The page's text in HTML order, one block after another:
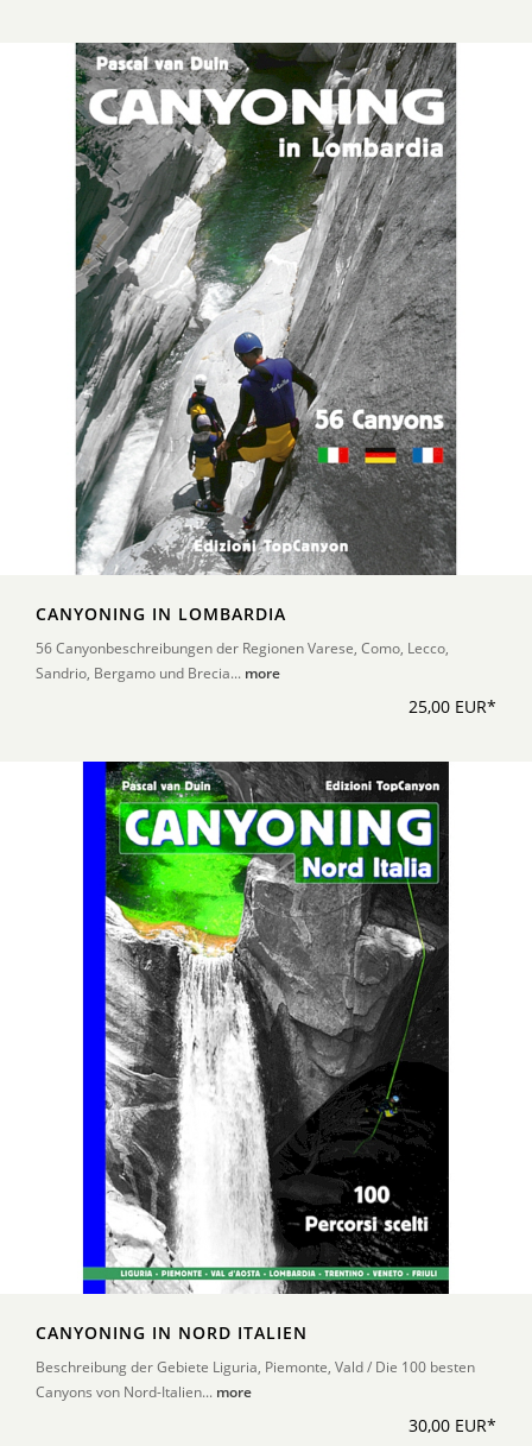
CANYONING IN LOMBARDIA
56 Canyonbeschreibungen der Regionen Varese, Como, Lecco,
Sandrio, Bergamo und Brecia... more
25,00 EUR*
CANYONING IN NORD ITALIEN
Beschreibung der Gebiete Liguria, Piemonte, Vald / Die 100 besten
Canyons von Nord-Italien... more
30,00 EUR*